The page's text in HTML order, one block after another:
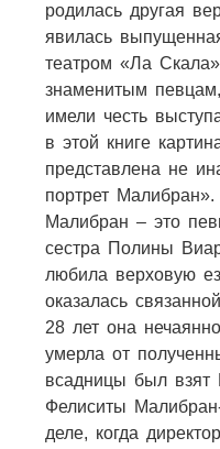
родилась другая
явилась
театром «Ла
знаменитым
имели честь
в этой книге
представлена не
портрет
Малибран – это
сестра Полины
любила верховую
оказалась
28 лет она
умерла от
всадницы был
Фелиситы
деле, когда